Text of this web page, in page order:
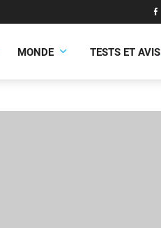
MONDE TESTS ET AVIS